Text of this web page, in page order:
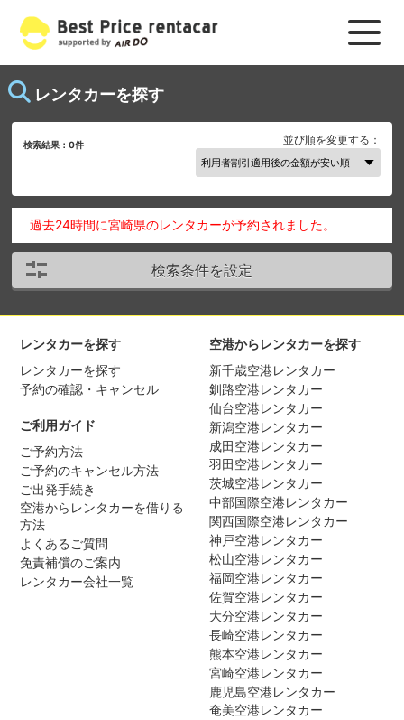
レンタカーを探す
検索結果：0件 並び順を変更する：
過去24時間に宮崎県のレンタカーが予約されました。
検索条件を設定
レンタカーを探す
レンタカーを探す
予約の確認・キャンセル
ご利用ガイド
ご予約方法
ご予約のキャンセル方法
ご出発手続き
空港からレンタカーを借りる
方法
よくあるご質問
免責補償のご案内
レンタカー会社一覧
空港からレンタカーを探す
新千歳空港レンタカー
釧路空港レンタカー
仙台空港レンタカー
新潟空港レンタカー
成田空港レンタカー
羽田空港レンタカー
茨城空港レンタカー
中部国際空港レンタカー
関西国際空港レンタカー
神戸空港レンタカー
松山空港レンタカー
福岡空港レンタカー
佐賀空港レンタカー
大分空港レンタカー
長崎空港レンタカー
熊本空港レンタカー
宮崎空港レンタカー
鹿児島空港レンタカー
奄美空港レンタカー